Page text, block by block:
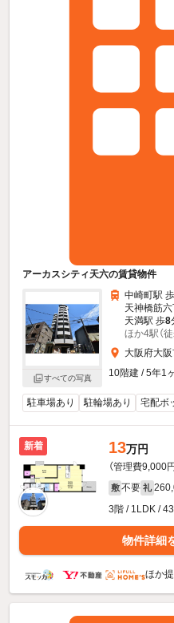
アーカスシティ天六の賃貸物件
すべての写真
中崎町駅 歩
天神橋筋
天満駅 歩8
ほか4駅（
大阪府大
10階建 / 5年1
駐車場あり 駐輪場あり 宅配ボ
新着 13万円
（管理費9,000円
敷 不要 礼
3階 / 1LDK /
物件詳細
ほか